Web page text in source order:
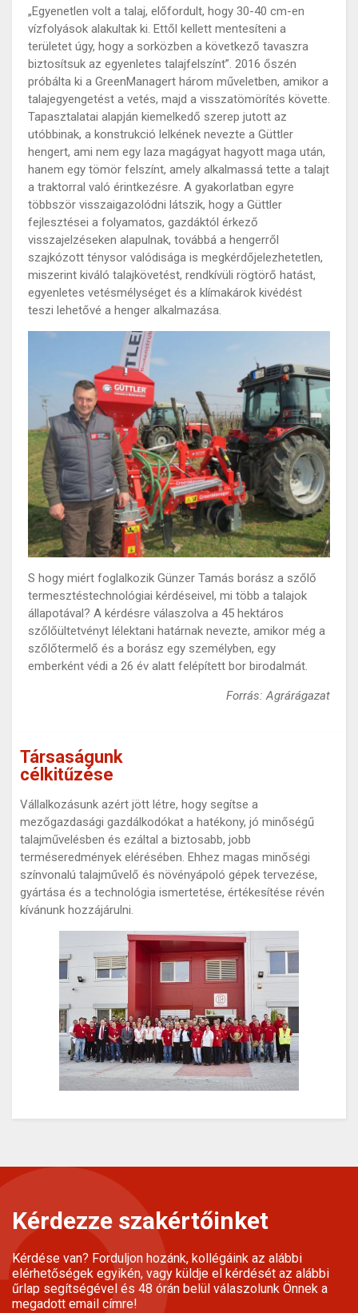
„Egyenetlen volt a talaj, előfordult, hogy 30-40 cm-en
vízfolyások alakultak ki. Ettől kellett mentesíteni a
területet úgy, hogy a sorközben a következő tavaszra
biztosítsuk az egyenletes talajfelszínt”. 2016 őszén
próbálta ki a GreenManagert három műveletben, amikor a
talajegyengetést a vetés, majd a visszatömörítés követte.
Tapasztalatai alapján kiemelkedő szerep jutott az
utóbbinak, a konstrukció lelkének nevezte a Güttler
hengert, ami nem egy laza magágyat hagyott maga után,
hanem egy tömör felszínt, amely alkalmassá tette a talajt
a traktorral való érintkezésre. A gyakorlatban egyre
többször visszaigazolódni látszik, hogy a Güttler
fejlesztései a folyamatos, gazdáktól érkező
visszajelzéseken alapulnak, továbbá a hengerről
szajkózott ténysor valódisága is megkérdőjelezhetetlen,
miszerint kiváló talajkövetést, rendkívüli rögtörő hatást,
egyenletes vetésmélységet és a klímakárok kivédést
teszi lehetővé a henger alkalmazása.
S hogy miért foglalkozik Günzer Tamás borász a szőlő
termesztéstechnológiai kérdéseivel, mi több a talajok
állapotával? A kérdésre válaszolva a 45 hektáros
szőlőültetvényt lélektani határnak nevezte, amikor még a
szőlőtermelő és a borász egy személyben, egy
emberként védi a 26 év alatt felépített bor birodalmát.
Forrás: Agrárágazat
Társaságunk
célkitűzése
Vállalkozásunk azért jött létre, hogy segítse a
mezőgazdasági gazdálkodókat a hatékony, jó minőségű
talajművelésben és ezáltal a biztosabb, jobb
terméseredmények elérésében. Ehhez magas minőségi
színvonalú talajművelő és növényápoló gépek tervezése,
gyártása és a technológia ismertetése, értékesítése révén
kívánunk hozzájárulni.
Kérdezze szakértőinket
Kérdése van? Forduljon hozánk, kollégáink az alábbi
elérhetőségek egyikén, vagy küldje el kérdését az alábbi
űrlap segítségével és 48 órán belül válaszolunk Önnek a
megadott email címre!